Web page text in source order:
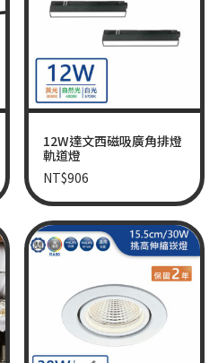
12W達文西磁吸廣角排燈
軌道燈
NT$906